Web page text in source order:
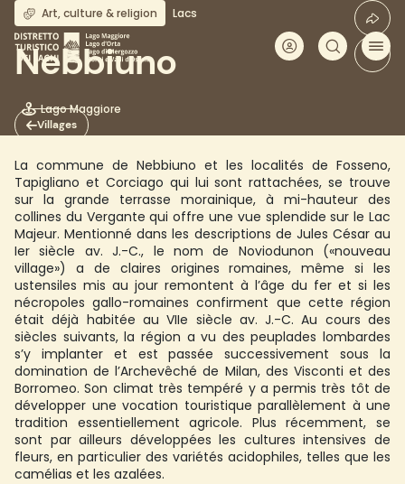
Aller
au
contenu
principal
Villages
Art, culture & religion Lacs
Nebbiuno
Lago Maggiore
La commune de Nebbiuno et les localités de Fosseno,
Tapigliano et Corciago qui lui sont rattachées, se trouve
sur la grande terrasse morainique, à mi-hauteur des
collines du Vergante qui offre une vue splendide sur le Lac
Majeur. Mentionné dans les descriptions de Jules César au
Ier siècle av. J.-C., le nom de Noviodunon («nouveau
village») a de claires origines romaines, même si les
ustensiles mis au jour remontent à l’âge du fer et si les
nécropoles gallo-romaines confirment que cette région
était déjà habitée au VIIe siècle av. J.-C. Au cours des
siècles suivants, la région a vu des peuplades lombardes
s’y implanter et est passée successivement sous la
domination de l’Archevêché de Milan, des Visconti et des
Borromeo. Son climat très tempéré y a permis très tôt de
développer une vocation touristique parallèlement à une
tradition essentiellement agricole. Plus récemment, se
sont par ailleurs développées les cultures intensives de
fleurs, en particulier des variétés acidophiles, telles que les
camélias et les azalées.